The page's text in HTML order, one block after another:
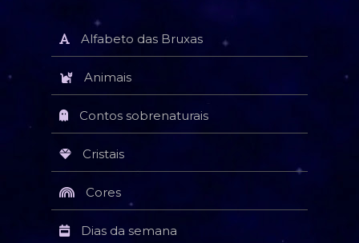
Alfabeto das Bruxas
Animais
Contos sobrenaturais
Cristais
Cores
Dias da semana